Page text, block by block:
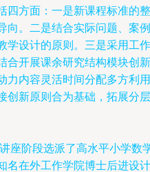
四方面：一是新课程标准的整
向。二是结合实际问题、案例
学设计的原则。三是采用工作
合开展课余研究结构模块创新
力内容灵活时间分配多方利用
创新原则合为基础，拓展分层
座阶段选派了高水平小学数
名在外工作学院博士后进设计